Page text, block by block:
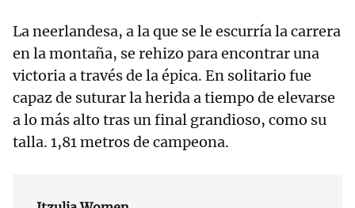
La neerlandesa, a la que se le escurría la carrera
en la montaña, se rehizo para encontrar una
victoria a través de la épica. En solitario fue
capaz de suturar la herida a tiempo de elevarse
a lo más alto tras un final grandioso, como su
talla. 1,81 metros de campeona.